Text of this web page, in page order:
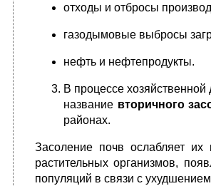
отходы и отбросы
газодымовые выбросы
нефть и нефтепродукты.
В процессе
название вторичного
районах.
Засоление почв ослабляет их
растительных организмов,
популяций в связи с